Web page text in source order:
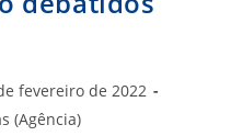
fevereiro de 2022
(Agência)